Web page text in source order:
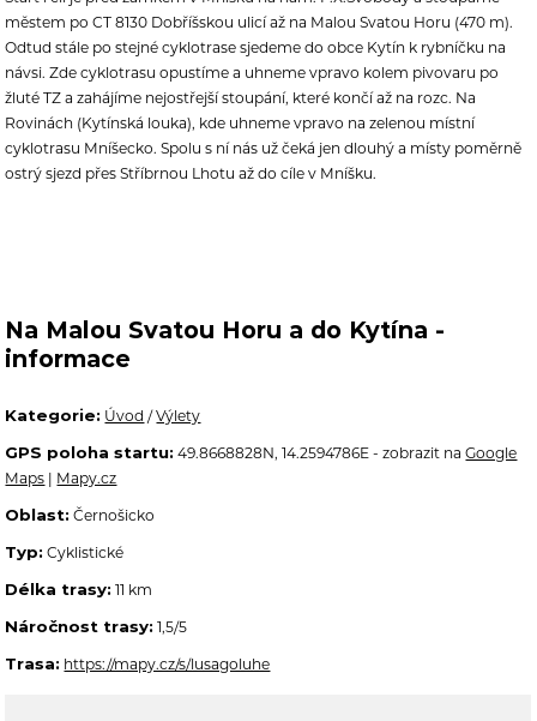
městem po CT 8130 Dobříšskou ulicí až na Malou Svatou Horu (470 m).
Odtud stále po stejné cyklotrase sjedeme do obce Kytín k rybníčku na
návsi. Zde cyklotrasu opustíme a uhneme vpravo kolem pivovaru po
žluté TZ a zahájíme nejostřejší stoupání, které končí až na rozc. Na
Rovinách (Kytínská louka), kde uhneme vpravo na zelenou místní
cyklotrasu Mníšecko. Spolu s ní nás už čeká jen dlouhý a místy poměrně
ostrý sjezd přes Stříbrnou Lhotu až do cíle v Mníšku.
Na Malou Svatou Horu a do Kytína -
informace
Kategorie: Úvod /Výlety
GPS poloha startu: 49.8668828N, 14.2594786E - zobrazit naGoogle
Maps | Mapy.cz
Oblast: Černošicko
Typ: Cyklistické
Délka trasy: 11 km
Náročnost trasy: 1,5/5
Trasa: https://mapy.cz/s/lusagoluhe